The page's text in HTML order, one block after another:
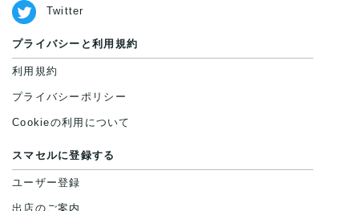
Twitter
プライバシーと利用規約
利用規約
プライバシーポリシー
Cookieの利用について
スマセルに登録する
ユーザー登録
出店のご案内